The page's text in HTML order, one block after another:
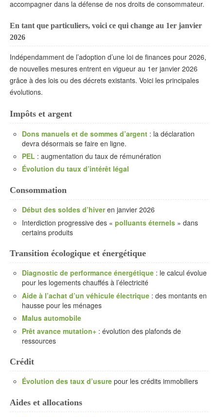
accompagner dans la défense de nos droits de consommateur.
En tant que particuliers, voici ce qui change au 1er janvier
2026
Indépendamment de l’adoption d’une loi de finances pour 2026,
de nouvelles mesures entrent en vigueur au 1er janvier 2026
grâce à des lois ou des décrets existants. Voici les principales
évolutions.
Impôts et argent
Dons manuels et de sommes d’argent : la déclaration
devra désormais se faire en ligne.
PEL : augmentation du taux de rémunération
Évolution du taux d’intérêt légal
Consommation
Début des soldes d’hiveren janvier 2026
Interdiction progressive des « polluants éternels » dans
certains produits
Transition écologique et énergétique
Diagnostic de performance énergétique : le calcul évolue
pour les logements chauffés à l’électricité
Aide à l’achat d’un véhicule électrique : des montants en
hausse pour les ménages
Malus automobile
Prêt avance mutation+ : évolution des plafonds de
ressources
Crédit
Évolution des taux d’usure pour les crédits immobiliers
Aides et allocations